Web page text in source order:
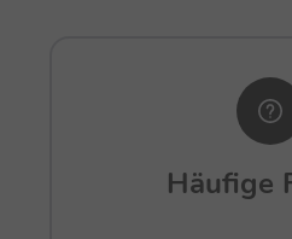
Häufige